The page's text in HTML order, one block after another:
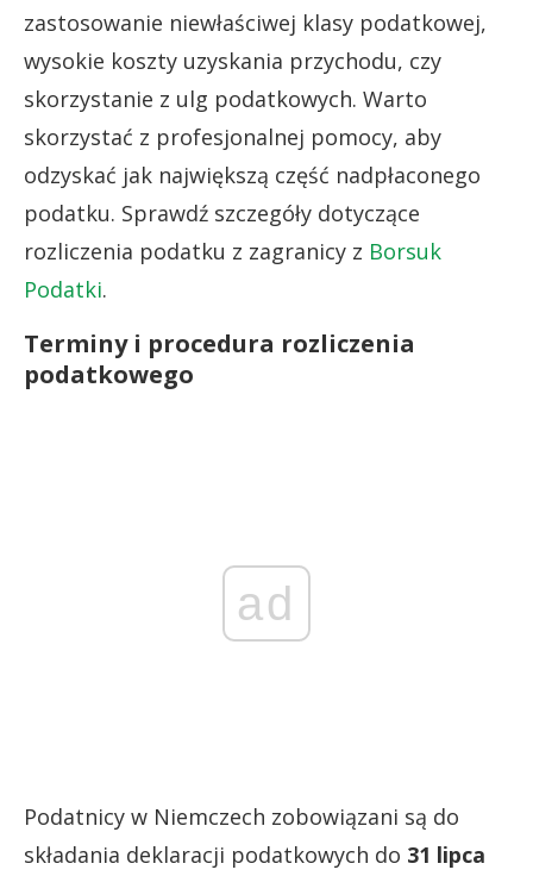
zastosowanie niewłaściwej klasy podatkowej,
wysokie koszty uzyskania przychodu, czy
skorzystanie z ulg podatkowych. Warto
skorzystać z profesjonalnej pomocy, aby
odzyskać jak największą część nadpłaconego
podatku. Sprawdź szczegóły dotyczące
rozliczenia podatku z zagranicy z Borsuk
Podatki.
Terminy i procedura rozliczenia
podatkowego
ad
Podatnicy w Niemczech zobowiązani są do
składania deklaracji podatkowych do 31 lipca